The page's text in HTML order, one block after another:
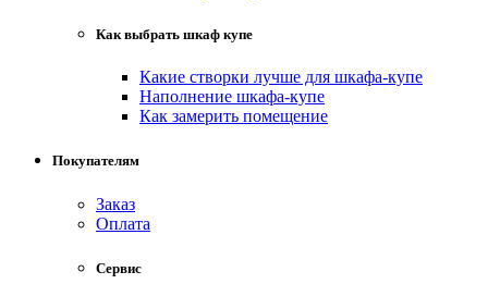
Как выбрать шкаф купе
Какие створки лучше для шкафа-купе
Наполнение шкафа-купе
Как замерить помещение
Покупателям
Заказ
Оплата
Сервис